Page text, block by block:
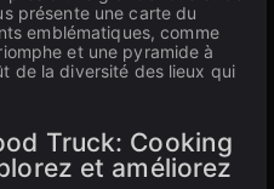
présente une carte du
emblématiques, comme
et une pyramide à
de la diversité des lieux qui
Truck: Cooking
et améliorez